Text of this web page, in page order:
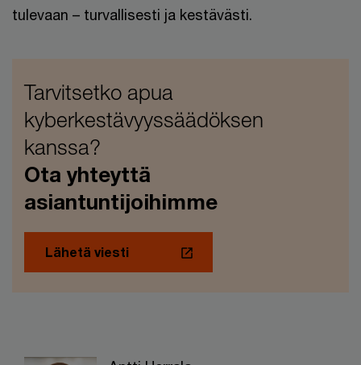
tulevaan – turvallisesti ja kestävästi.
Tarvitsetko apua
kyberkestävyyssäädöksen
kanssa?
Ota yhteyttä
asiantuntijoihimme
Lähetä viesti